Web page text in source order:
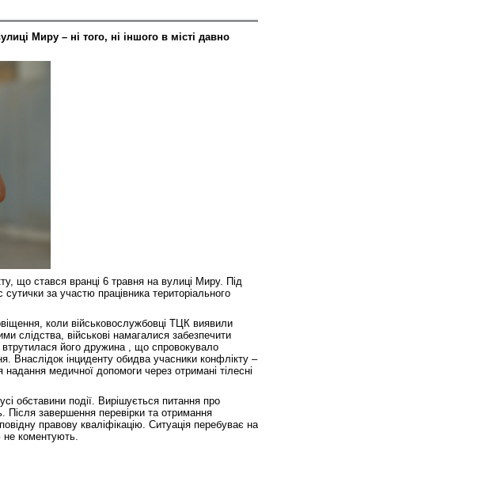
Миру – ні того, ні іншого в місті давно
що стався вранці 6 травня на вулиці Миру. Під
за участю працівника територіального
коли військовослужбовці ТЦК виявили
слідства, військові намагалися забезпечити
його дружина , що спровокувало
Внаслідок інциденту обидва учасники конфлікту –
медичної допомоги через отримані тілесні
обставини події. Вирішується питання про
Після завершення перевірки та отримання
правову кваліфікацію. Ситуація перебуває на
не коментують.